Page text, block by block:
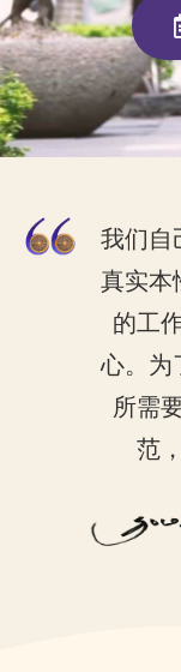
我们自
真实本
的工
心。为
所需
范